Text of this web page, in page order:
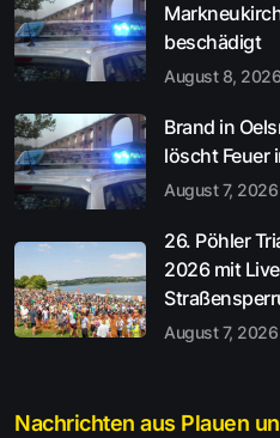
beschädigt
August 8, 2026
Brand in
löscht Feuer
August 7, 2026
26. Pöhler
2026 mit
August 7, 2026
Nachrichten aus Plauen